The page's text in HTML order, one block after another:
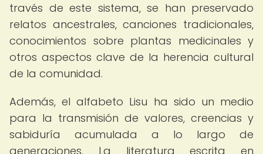
través de este sistema, se han preservado
relatos ancestrales, canciones tradicionales,
conocimientos sobre plantas medicinales y
otros aspectos clave de la herencia cultural
de la comunidad.
Además, el alfabeto Lisu ha sido un medio
para la transmisión de valores, creencias y
sabiduría acumulada a lo largo de
generaciones. La literatura escrita en